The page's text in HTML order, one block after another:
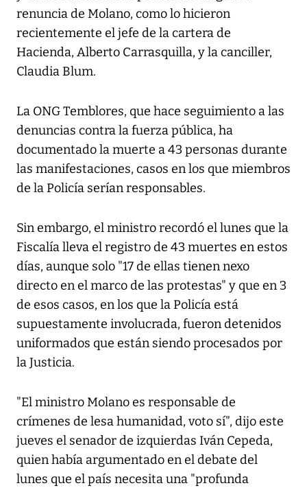
renuncia de Molano, como lo hicieron
recientemente el jefe de la cartera de
Hacienda, Alberto Carrasquilla, y la canciller,
Claudia Blum.
La ONG Temblores, que hace seguimiento a las
denuncias contra la fuerza pública, ha
documentado la muerte a 43 personas durante
las manifestaciones, casos en los que miembros
de la Policía serían responsables.
Sin embargo, el ministro recordó el lunes que la
Fiscalía lleva el registro de 43 muertes en estos
días, aunque solo "17 de ellas tienen nexo
directo en el marco de las protestas" y que en 3
de esos casos, en los que la Policía está
supuestamente involucrada, fueron detenidos
uniformados que están siendo procesados por
la Justicia.
"El ministro Molano es responsable de
crímenes de lesa humanidad, voto sí", dijo este
jueves el senador de izquierdas Iván Cepeda,
quien había argumentado en el debate del
lunes que el país necesita una "profunda